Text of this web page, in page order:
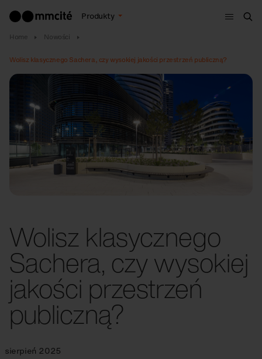
Produkty
Menu
Home Nowości
Wolisz klasycznego Sachera, czy wysokiej jakości przestrzeń publiczną?
Wolisz klasycznego
Sachera, czy wysokiej
jakości przestrzeń
publiczną?
sierpień 2025